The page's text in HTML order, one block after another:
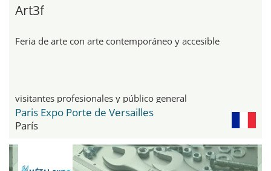
Art3f
Feria de arte con arte contemporáneo y accesible
visitantes profesionales y público general
Paris Expo Porte de Versailles
París